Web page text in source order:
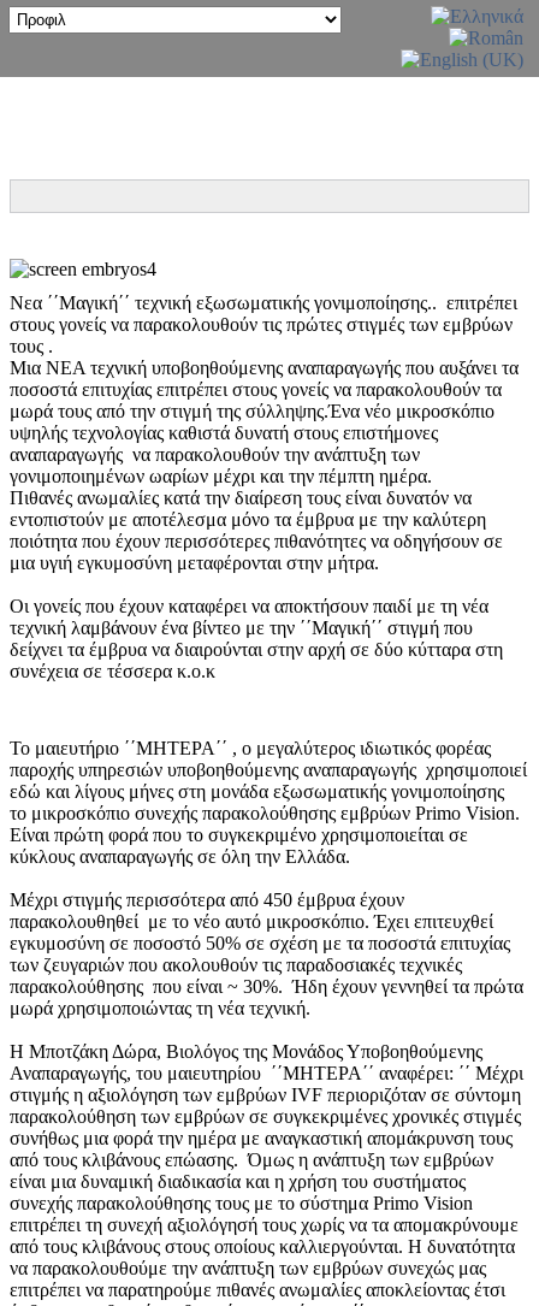
Νεα ΄΄Μαγική΄΄ τεχνική εξωσωματικής γονιμοποίησης.. επιτρέπει
στους γονείς να παρακολουθούν τις πρώτες στιγμές των εμβρύων
τους .
Μια ΝΕΑ τεχνική υποβοηθούμενης αναπαραγωγής που αυξάνει τα
ποσοστά επιτυχίας επιτρέπει στους γονείς να παρακολουθούν τα
μωρά τους από την στιγμή της σύλληψης.Ένα νέο μικροσκόπιο
υψηλής τεχνολογίας καθιστά δυνατή στους επιστήμονες
αναπαραγωγής να παρακολουθούν την ανάπτυξη των
γονιμοποιημένων ωαρίων μέχρι και την πέμπτη ημέρα.
Πιθανές ανωμαλίες κατά την διαίρεση τους είναι δυνατόν να
εντοπιστούν με αποτέλεσμα μόνο τα έμβρυα με την καλύτερη
ποιότητα που έχουν περισσότερες πιθανότητες να οδηγήσουν σε
μια υγιή εγκυμοσύνη μεταφέρονται στην μήτρα.
Οι γονείς που έχουν καταφέρει να αποκτήσουν παιδί με τη νέα
τεχνική λαμβάνουν ένα βίντεο με την ΄΄Μαγική΄΄ στιγμή που
δείχνει τα έμβρυα να διαιρούνται στην αρχή σε δύο κύτταρα στη
συνέχεια σε τέσσερα κ.ο.κ
Το μαιευτήριο ΄΄ΜΗΤΕΡΑ΄΄ , ο μεγαλύτερος ιδιωτικός φορέας
παροχής υπηρεσιών υποβοηθούμενης αναπαραγωγής χρησιμοποιεί
εδώ και λίγους μήνες στη μονάδα εξωσωματικής γονιμοποίησης
το μικροσκόπιο συνεχής παρακολούθησης εμβρύων Primo Vision.
Είναι πρώτη φορά που το συγκεκριμένο χρησιμοποιείται σε
κύκλους αναπαραγωγής σε όλη την Ελλάδα.
Μέχρι στιγμής περισσότερα από 450 έμβρυα έχουν
παρακολουθηθεί με το νέο αυτό μικροσκόπιο. Έχει επιτευχθεί
εγκυμοσύνη σε ποσοστό 50% σε σχέση με τα ποσοστά επιτυχίας
των ζευγαριών που ακολουθούν τις παραδοσιακές τεχνικές
παρακολούθησης που είναι ~ 30%. Ήδη έχουν γεννηθεί τα πρώτα
μωρά χρησιμοποιώντας τη νέα τεχνική.
Η Μποτζάκη Δώρα, Βιολόγος της Μονάδος Υποβοηθούμενης
Αναπαραγωγής, του μαιευτηρίου ΄΄ΜΗΤΕΡΑ΄΄ αναφέρει: ΄΄ Μέχρι
στιγμής η αξιολόγηση των εμβρύων IVF περιοριζόταν σε σύντομη
παρακολούθηση των εμβρύων σε συγκεκριμένες χρονικές στιγμές
συνήθως μια φορά την ημέρα με αναγκαστική απομάκρυνση τους
από τους κλιβάνους επώασης. Όμως η ανάπτυξη των εμβρύων
είναι μια δυναμική διαδικασία και η χρήση του συστήματος
συνεχής παρακολούθησης τους με το σύστημα Primo Vision
επιτρέπει τη συνεχή αξιολόγησή τους χωρίς να τα απομακρύνουμε
από τους κλιβάνους στους οποίους καλλιεργούνται. Η δυνατότητα
να παρακολουθούμε την ανάπτυξη των εμβρύων συνεχώς μας
επιτρέπει να παρατηρούμε πιθανές ανωμαλίες αποκλείοντας έτσι